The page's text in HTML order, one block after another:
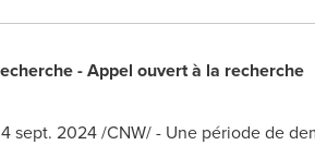
- Appel ouvert à la recherche
4 sept. 2024/CNW/ - Une période de